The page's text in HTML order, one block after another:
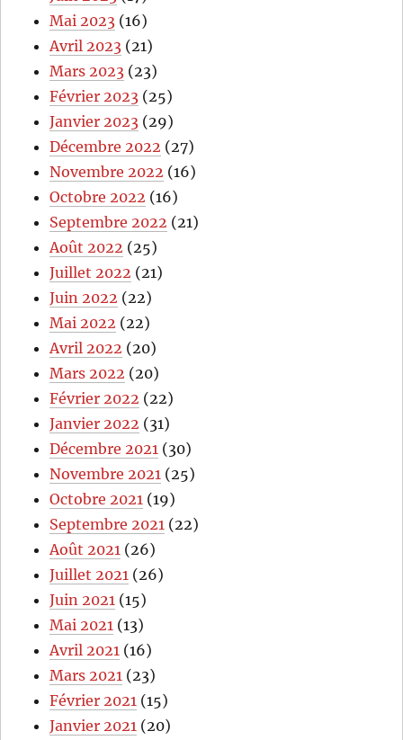
Mai 2023 (16)
Avril 2023 (21)
Mars 2023 (23)
Février 2023 (25)
Janvier 2023 (29)
Décembre 2022 (27)
Novembre 2022 (16)
Octobre 2022 (16)
Septembre 2022 (21)
Août 2022 (25)
Juillet 2022 (21)
Juin 2022 (22)
Mai 2022 (22)
Avril 2022 (20)
Mars 2022 (20)
Février 2022 (22)
Janvier 2022 (31)
Décembre 2021 (30)
Novembre 2021 (25)
Octobre 2021 (19)
Septembre 2021 (22)
Août 2021 (26)
Juillet 2021 (26)
Juin 2021 (15)
Mai 2021 (13)
Avril 2021 (16)
Mars 2021 (23)
Février 2021 (15)
Janvier 2021 (20)